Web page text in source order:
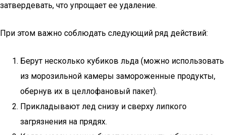
затвердевать, что упрощает ее удаление.
При этом важно соблюдать следующий ряд действий:
Берут несколько кубиков льда (можно использовать
из морозильной камеры замороженные продукты,
обернув их в целлофановый пакет).
Прикладывают лед снизу и сверху липкого
загрязнения на прядях.